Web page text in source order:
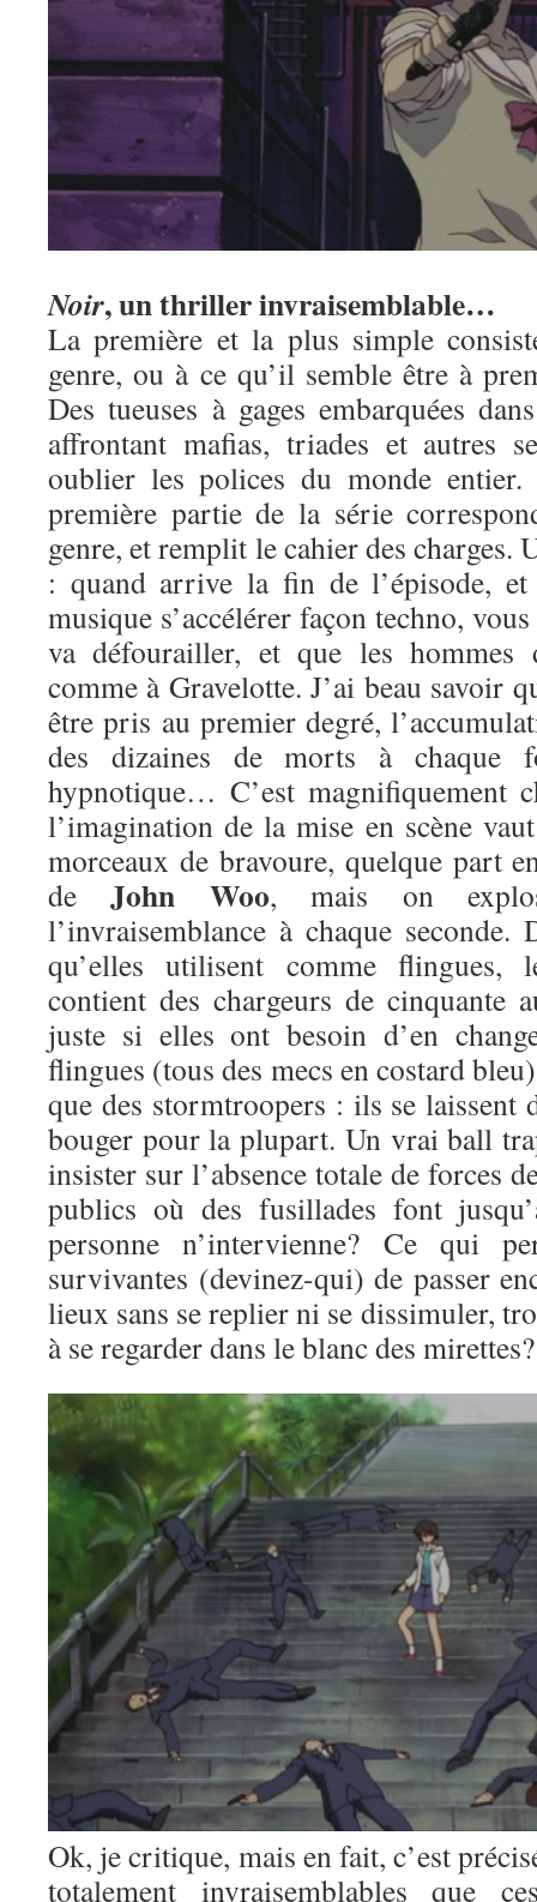
Noir, un thriller invraisemblable…
La première et la plus simple
genre, ou à ce qu’il semble être à
Des tueuses à gages embarquées
affrontant mafias, triades et autres
oublier les polices du monde
première partie de la série
genre, et remplit le cahier des charges.
: quand arrive la fin de l’épisode,
musique s’accélérer façon techno,
va défourailler, et que les
comme à Gravelotte. J’ai beau savoir
être pris au premier degré,
des dizaines de morts à chaque
hypnotique… C’est magnifiquement
l’imagination de la mise en scène
morceaux de bravoure, quelque part
deJohn Woo, mais on
l’invraisemblance à chaque seconde.
qu’elles utilisent comme flingues,
contient des chargeurs de cinquante
juste si elles ont besoin d’en
flingues (tous des mecs en costard
que des stormtroopers : ils se laissent
bouger pour la plupart. Un vrai ball
insister sur l’absence totale de forces
publics où des fusillades font
personne n’intervienne? Ce qui
survivantes (devinez-qui) de passer
lieux sans se replier ni se dissimuler,
à se regarder dans le blanc des mirettes?
Ok, je critique, mais en fait, c’est
totalement invraisemblables que